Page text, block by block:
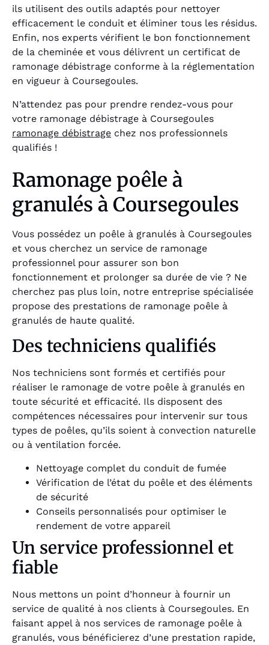
ils utilisent des outils adaptés pour nettoyer
efficacement le conduit et éliminer tous les résidus.
Enfin, nos experts vérifient le bon fonctionnement
de la cheminée et vous délivrent un certificat de
ramonage débistrage conforme à la réglementation
en vigueur à Coursegoules.
N’attendez pas pour prendre rendez-vous pour
votre ramonage débistrage à Coursegoules
ramonage débistrage chez nos professionnels
qualifiés !
Ramonage poêle à
granulés à Coursegoules
Vous possédez un poêle à granulés à Coursegoules
et vous cherchez un service de ramonage
professionnel pour assurer son bon
fonctionnement et prolonger sa durée de vie ? Ne
cherchez pas plus loin, notre entreprise spécialisée
propose des prestations de ramonage poêle à
granulés de haute qualité.
Des techniciens qualifiés
Nos techniciens sont formés et certifiés pour
réaliser le ramonage de votre poêle à granulés en
toute sécurité et efficacité. Ils disposent des
compétences nécessaires pour intervenir sur tous
types de poêles, qu’ils soient à convection naturelle
ou à ventilation forcée.
Nettoyage complet du conduit de fumée
Vérification de l’état du poêle et des éléments
de sécurité
Conseils personnalisés pour optimiser le
rendement de votre appareil
Un service professionnel et
fiable
Nous mettons un point d’honneur à fournir un
service de qualité à nos clients à Coursegoules. En
faisant appel à nos services de ramonage poêle à
granulés, vous bénéficierez d’une prestation rapide,